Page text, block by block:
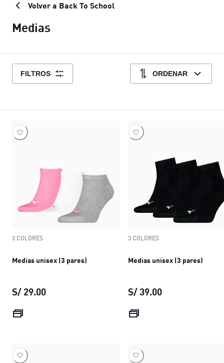
Volver a Back To School
Medias
FILTROS ORDENAR
3 COLORES
Medias unisex (3 pares)
S/ 29.00
3 COLORES
Medias unisex (3 pares)
S/ 39.00